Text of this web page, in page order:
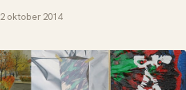
2 oktober 2014